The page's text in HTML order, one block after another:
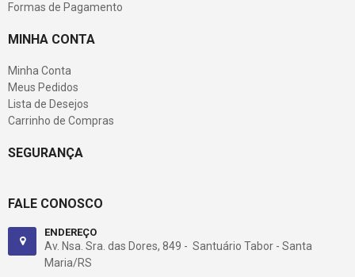
Formas de Pagamento
MINHA CONTA
Minha Conta
Meus Pedidos
Lista de Desejos
Carrinho de Compras
SEGURANÇA
FALE CONOSCO
ENDEREÇO
Av. Nsa. Sra. das Dores, 849 - Santuário Tabor - Santa
Maria/RS